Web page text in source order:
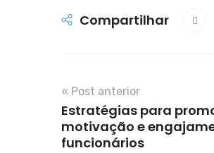
Compartilhar
« Post anterior
Estratégias para
motivação e
funcionários